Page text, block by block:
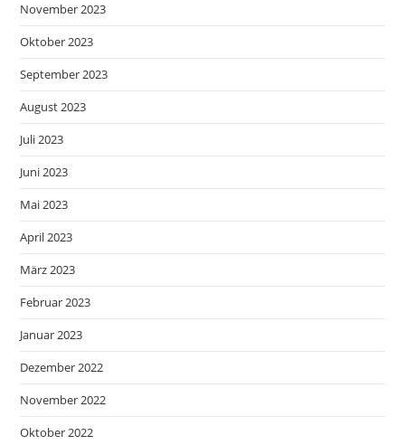
November 2023
Oktober 2023
September 2023
August 2023
Juli 2023
Juni 2023
Mai 2023
April 2023
März 2023
Februar 2023
Januar 2023
Dezember 2022
November 2022
Oktober 2022